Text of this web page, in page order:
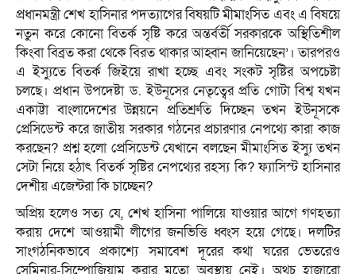
প্রধানমন্ত্রী শেখ হাসিনার পদত্যাগের বিষয়টি মীমাংসিত এবং এ বিষয়ে
নতুন করে কোনো বিতর্ক সৃষ্টি করে অন্তর্বর্তী সরকারকে অস্থিতিশীল
কিংবা বিব্রত করা থেকে বিরত থাকার আহ্বান জানিয়েছেন’। তারপরও
এ ইস্যুতে বিতর্ক জিইয়ে রাখা হচ্ছে এবং সংকট সৃষ্টির অপচেষ্টা
চলছে। প্রধান উপদেষ্টা ড. ইউনূসের নেতৃত্বের প্রতি গোটা বিশ্ব যখন
একাট্টা বাংলাদেশের উন্নয়নে প্রতিশ্রুতি দিচ্ছেন তখন ইউনূসকে
প্রেসিডেন্ট করে জাতীয় সরকার গঠনের প্রচারণার নেপথ্যে কারা কাজ
করছেন? প্রশ্ন হলো প্রেসিডেন্ট যেখানে বলছেন মীমাংসিত ইস্যু তখন
সেটা নিয়ে হঠাৎ বিতর্ক সৃষ্টির নেপথ্যের রহস্য কি? ফ্যাসিস্ট হাসিনার
দেশীয় এজেন্টরা কি চাচ্ছেন?
অপ্রিয় হলেও সত্য যে, শেখ হাসিনা পালিয়ে যাওয়ার আগে গণহত্যা
করায় দেশে আওয়ামী লীগের জনভিত্তি ধ্বংস হয়ে গেছে। দলটির
সাংগঠনিকভাবে প্রকাশ্যে সমাবেশ দূরের কথা ঘরের ভেতরেও